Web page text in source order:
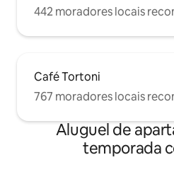
442 moradores locais
Café Tortoni
767 moradores locais
Aluguel de
temporada